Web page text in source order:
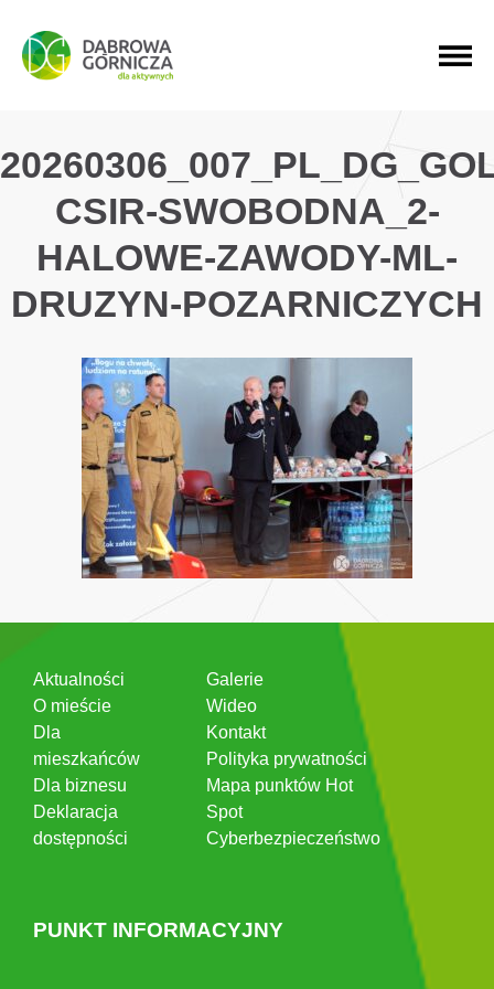
PRZEJDŹ DO MENU GŁÓWNEGO
PRZEJDŹ DO WYSZUKIWARKI
PRZEJDŹ DO TREŚCI
CSIR-SWOBODNA_2-
HALOWE-ZAWODY-ML-
DRUZYN-POZARNICZYCH
Aktualności
O mieście
Dla
mieszkańców
Dla biznesu
Deklaracja
dostępności
Galerie
Wideo
Kontakt
Polityka prywatności
Mapa punktów Hot
Spot
Cyberbezpieczeństwo
PUNKT INFORMACYJNY